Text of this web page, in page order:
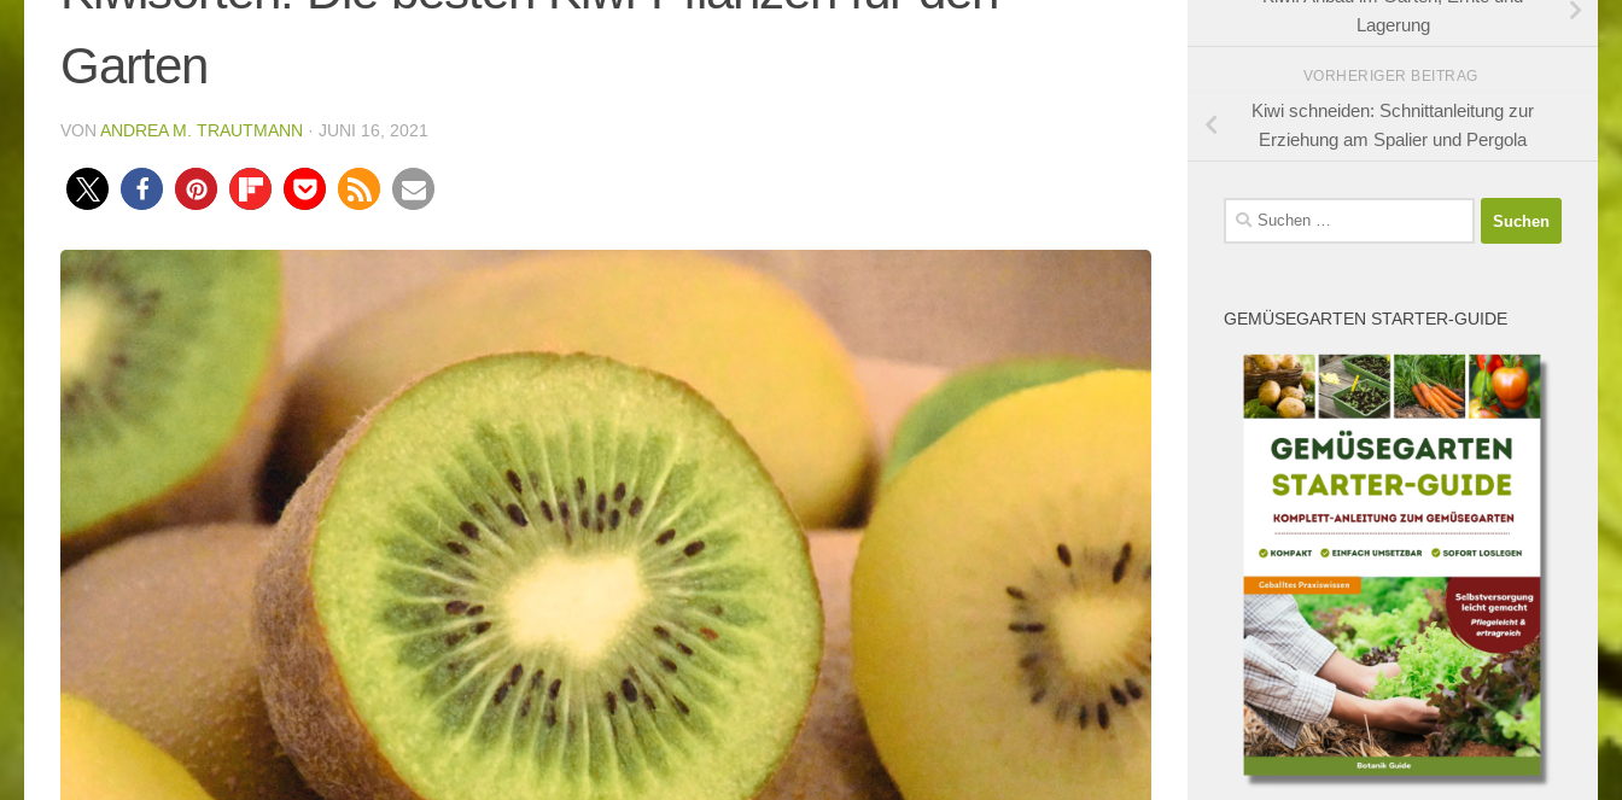
Garten
VON ANDREA M. TRAUTMANN · JUNI 16, 2021
205
Lagerung
VORHERIGER BEITRAG
Kiwi schneiden: Schnittanleitung zur
Erziehung am Spalier und Pergola
Suchen
nach:
GEMÜSEGARTEN STARTER-GUIDE